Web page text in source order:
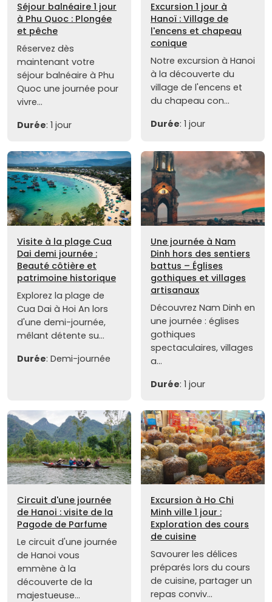
Séjour balnéaire 1 jour
à Phu Quoc : Plongée
et pêche
Réservez dès
maintenant votre
séjour balnéaire à Phu
Quoc une journée pour
vivre...
Durée: 1 jour
Excursion 1 jour à
Hanoï : Village de
l'encens et chapeau
conique
Notre excursion à Hanoi
à la découverte du
village de l'encens et
du chapeau con...
Durée: 1 jour
Visite à la plage Cua
Dai demi journée :
Beauté côtière et
patrimoine historique
Explorez la plage de
Cua Dai à Hoi An lors
d'une demi-journée,
mêlant détente su...
Durée: Demi-journée
Une journée à Nam
Dinh hors des sentiers
battus – Églises
gothiques et villages
artisanaux
Découvrez Nam Dinh en
une journée : églises
gothiques
spectaculaires, villages
a...
Durée: 1 jour
Circuit d'une journée
de Hanoi : visite de la
Pagode de Parfume
Le circuit d'une journée
de Hanoi vous
emmène à la
découverte de la
majestueuse...
Excursion à Ho Chi
Minh ville 1 jour :
Exploration des cours
de cuisine
Savourer les délices
préparés lors du cours
de cuisine, partager un
repas conviv...